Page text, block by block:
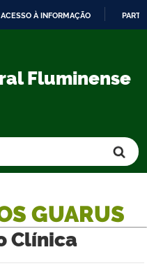
ACESSO À INFORMAÇÃO
Fluminense
GUARUS
Clínica